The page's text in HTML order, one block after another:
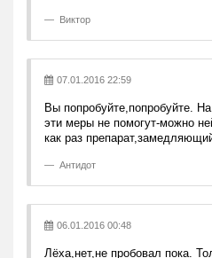
Виктор
07.01.2016 22:59
Вы попробуйте,попробуйте.
эти меры не помогут-можно
как раз
Антидот
06.01.2016 00:48
Лёха,нет,не пробовал пока.